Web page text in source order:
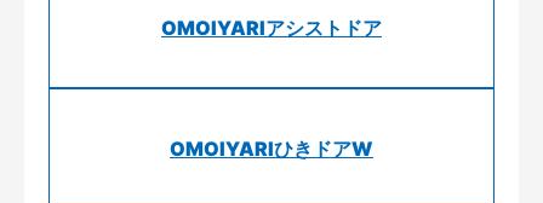
OMOIYARIアシストドア
OMOIYARIひきドアW